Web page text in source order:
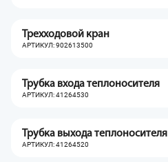
Трехходовой кран
АРТИКУЛ: 902613500
Трубка входа теплоносителя
АРТИКУЛ: 41264530
Трубка выхода теплоносителя
АРТИКУЛ: 41264520